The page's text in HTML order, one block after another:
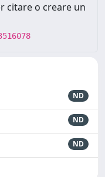
citare o creare un
ND
ND
ND